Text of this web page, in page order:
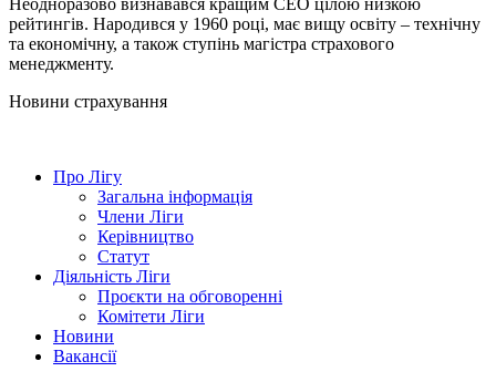
рейтингів. Народився у 1960 році, має вищу освіту – технічну
та економічну, а також ступінь магістра страхового
менеджменту.
Новини страхування
Про Лігу
Загальна інформація
Члени Ліги
Керівництво
Статут
Діяльність Ліги
Проєкти на обговоренні
Комітети Ліги
Новини
Вакансії